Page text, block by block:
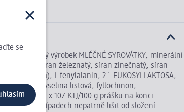
sušený výrobek MLÉČNÉ SYROVÁTKY, minerální
síran železnatý, síran zinečnatý, síran
citronová), L-fenylalanin, 2´-FUKOSYLLAKTOSA,
kyselina listová, fyllochinon,
17938; 9 x 107 KTJ/100 g prášku na konci
případech nepatrně lišit od složení
se